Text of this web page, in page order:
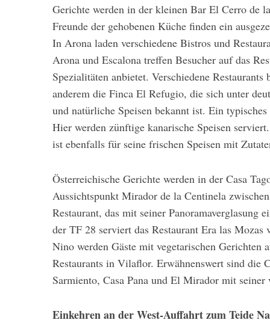
Gerichte werden in der kleinen Bar El Cerro de
Freunde der gehobenen Küche finden ein
In Arona laden verschiedene Bistros und
Arona und Escalona treffen Besucher auf das
Spezialitäten anbietet. Verschiedene
anderem die Finca El Refugio, die sich unter
und natürliche Speisen bekannt ist. Ein
Hier werden zünftige kanarische Speisen
ist ebenfalls für seine frischen Speisen mit
Österreichische Gerichte werden in der Casa
Aussichtspunkt Mirador de la Centinela
Restaurant, das mit seiner Panoramaverglasung
der TF 28 serviert das Restaurant Era las
Nino werden Gäste mit vegetarischen Gerichten
Restaurants in Vilaflor. Erwähnenswert sind die
Sarmiento, Casa Pana und El Mirador mit seiner
Einkehren an der West-Auffahrt zum Teide